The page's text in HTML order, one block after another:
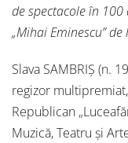
de spectacole în
„Mihai Eminescu”
Slava SAMBRIȘ (n.
regizor
Republican
Muzică, Teatru și